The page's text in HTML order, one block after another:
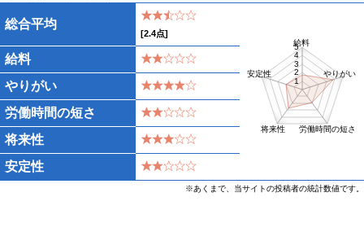
総合平均
[2.4点]
1
2
3
4
5
給料
やりがい
労働時間の短さ
将来性
安定性
給料
やりがい
労働時間の短さ
将来性
安定性
※あくまで、当サイトの投稿者の統計数値です。